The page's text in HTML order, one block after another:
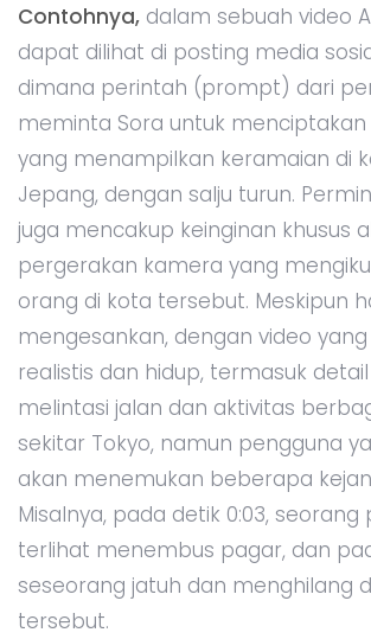
Contohnya, dalam sebuah video
dapat dilihat di posting media
dimana perintah (prompt) dari
meminta Sora untuk menciptakan
yang menampilkan keramaian di
Jepang, dengan salju turun.
juga mencakup keinginan khusus
pergerakan kamera yang
orang di kota tersebut. Meskipun
mengesankan, dengan video
realistis dan hidup, termasuk
melintasi jalan dan aktivitas
sekitar Tokyo, namun pengguna
akan menemukan beberapa
Misalnya, pada detik 0:03, seorang
terlihat menembus pagar, dan
seseorang jatuh dan menghilang
tersebut.